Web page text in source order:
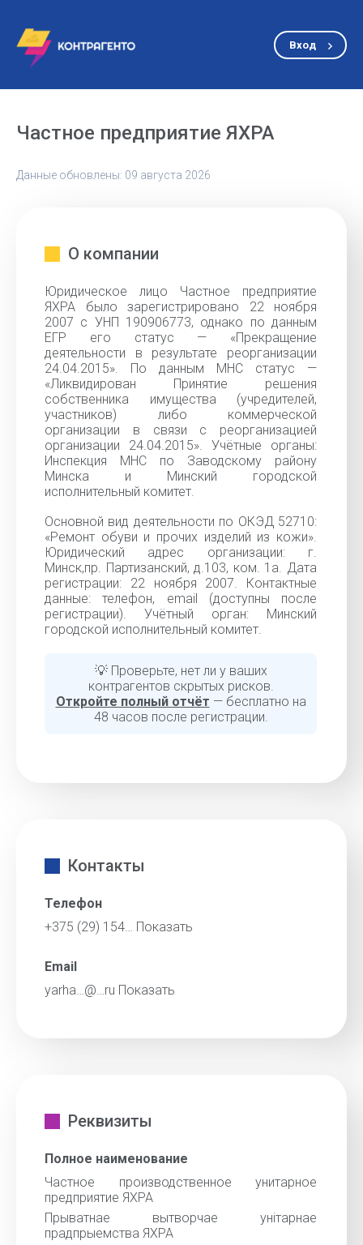
Вход
Частное предприятие ЯХРА
Данные обновлены: 09 августа 2026
О компании
Юридическое лицо Частное предприятие
ЯХРА было зарегистрировано 22 ноября
2007 с УНП 190906773, однако по данным
ЕГР его статус — «Прекращение
деятельности в результате реорганизации
24.04.2015». По данным МНС статус —
«Ликвидирован Принятие решения
собственника имущества (учредителей,
участников) либо коммерческой
организации в связи с реорганизацией
организации 24.04.2015». Учётные органы:
Инспекция МНС по Заводскому району
Минска и Минский городской
исполнительный комитет.
Основной вид деятельности по ОКЭД 52710:
«Ремонт обуви и прочих изделий из кожи».
Юридический адрес организации: г.
Минск,пр. Партизанский, д.103, ком. 1а. Дата
регистрации: 22 ноября 2007. Контактные
данные: телефон, email (доступны после
регистрации). Учётный орган: Минский
городской исполнительный комитет.
💡 Проверьте, нет ли у ваших
контрагентов скрытых рисков.
Откройте полный отчёт — бесплатно на
48 часов после регистрации.
Контакты
Телефон
+375 (29) 154… Показать
Email
yarha…@…ru Показать
Реквизиты
Полное наименование
Частное производственное унитарное
предприятие ЯХРА
Прыватнае вытворчае унiтарнае
прадпрыемства ЯХРА